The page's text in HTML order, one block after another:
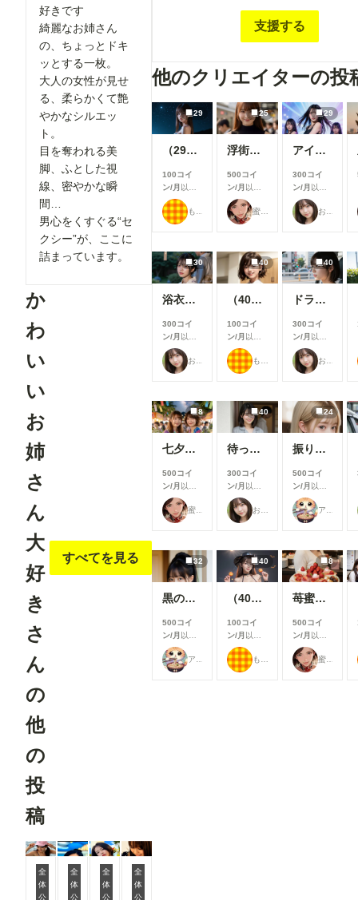
好きです
綺麗なお姉さん
の、ちょっとドキ
ッとする一枚。
大人の女性が見せ
る、柔らかくて艶
やかなシルエッ
ト。
目を奪われる美
脚、ふとした視
線、密やかな瞬
間…
男心をくすぐる“セ
クシー”が、ここに
詰まっています。
か
わ
い
い
お
姉
さ
ん
大
好
き
さ
ん
の
他
の
投
稿
すべてを見る
ママビキニ
全
体
公
ママビキニ
全
体
公
ママビキニ
全
体
公
ミルクママ
全
体
公
支援する
他のクリエイターの投
29
（29枚）香織2026/07/20_ナイトビーチ②
100コイ
ン/月 以上
支援すると
見ることが
できます
25
浮街麗影『街で見かけたイイ女』伍
500コイ
ン/月 以上
支援すると
見ることが
できます
29
アイドルのステージ披露
300コイ
ン/月 以上
支援すると
見ることが
できます
30
浴衣女子大生
300コイ
ン/月 以上
支援すると
見ることが
できます
40
（40枚）まどか先生@2025/04/18_カフェまどか①
100コイ
ン/月 以上
支援すると
見ることが
できます
40
ドライブ女子
300コイ
ン/月 以上
支援すると
見ることが
できます
8
七夕星彩
500コイ
ン/月 以上
支援すると
見ることが
できます
40
待っていた妻
300コイ
ン/月 以上
支援すると
見ることが
できます
24
振りむいたとき
500コイ
ン/月 以上
支援すると
見ることが
できます
32
黒のファッション
500コイ
ン/月 以上
支援すると
見ることが
できます
40
（40枚）香織@2024/10/22_ハロウィン衣装①
100コイ
ン/月 以上
支援すると
見ることが
できます
8
苺蜜甘艶 弍
500コイ
ン/月 以上
支援すると
見ることが
できます
蜜華